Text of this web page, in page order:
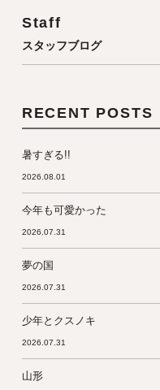
Staff
スタッフブログ
RECENT POSTS
暑すぎる!!
2026.08.01
今年も可愛かった
2026.07.31
夢の国
2026.07.31
少年とクスノキ
2026.07.31
山形